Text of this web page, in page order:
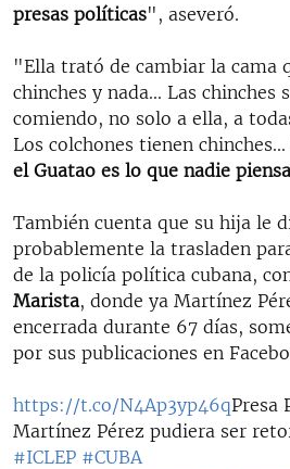
presas políticas", aseveró.
"Ella trató de cambiar la cama
chinches y nada... Las chinches
comiendo, no solo a ella, a
Los colchones tienen
el Guatao es lo que nadie piensa
También cuenta que su hija le
probablemente la trasladen
de la policía política cubana,
Marista, donde ya Martínez
encerrada durante 67 días,
por sus publicaciones en
https://t.co/N4Ap3yp46qPresa
Martínez Pérez pudiera ser
#ICLEP #CUBA